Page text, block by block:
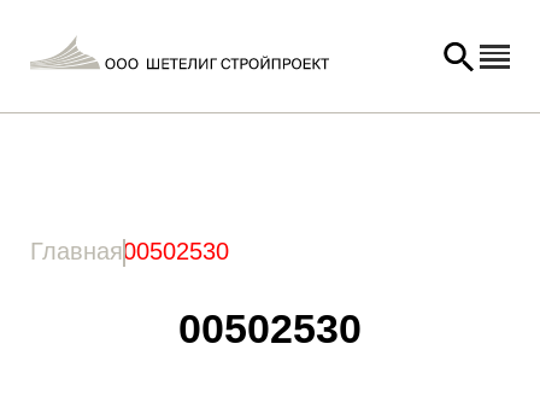
Главная00502530
00502530